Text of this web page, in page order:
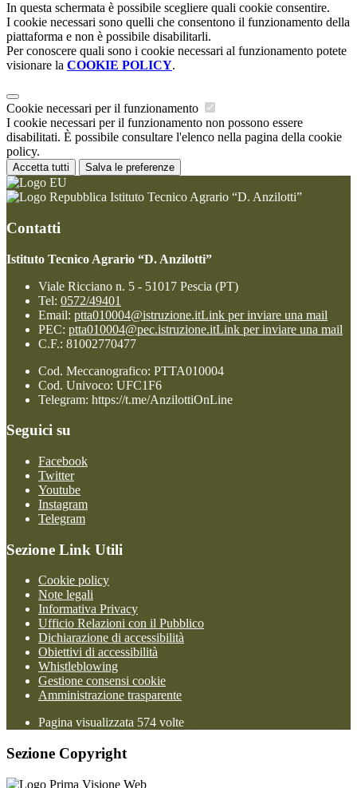
In questa schermata è possibile scegliere quali cookie consentire.
I cookie necessari sono quelli che consentono il funzionamento della
piattaforma e non è possibile disabilitarli.
Per conoscere quali sono i cookie necessari al funzionamento potete
visionare la COOKIE POLICY.
Cookie necessari per il funzionamento
I cookie necessari per il funzionamento non possono essere
disabilitati. È possibile consultare l'elenco nella pagina della cookie
policy.
Accetta tutti Salva le preferenze
Istituto Tecnico Agrario “D. Anzilotti”
Contatti
Istituto Tecnico Agrario “D. Anzilotti”
Viale Ricciano n. 5 - 51017 Pescia (PT)
Tel: 0572/49401
Email: ptta010004@istruzione.itLink per inviare una mail
PEC: ptta010004@pec.istruzione.itLink per inviare una mail
C.F.: 81002770477
Cod. Meccanografico: PTTA010004
Cod. Univoco: UFC1F6
Telegram: https://t.me/AnzilottiOnLine
Seguici su
Facebook
Twitter
Youtube
Instagram
Telegram
Sezione Link Utili
Cookie policy
Note legali
Informativa Privacy
Ufficio Relazioni con il Pubblico
Dichiarazione di accessibilità
Obiettivi di accessibilità
Whistleblowing
Gestione consensi cookie
Amministrazione trasparente
Pagina visualizzata 574 volte
Sezione Copyright